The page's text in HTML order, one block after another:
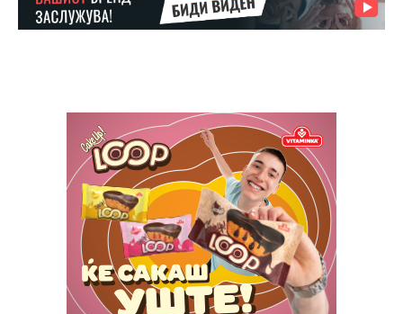
$100 / year placeholder text
Full member access:
Etiam est nibh, lobortis sit
Praesent euismod ac
Ut mollis pellentesque tortor
Nullam eu erat condimentum
Donec quis est ac felis
Orci varius natoque dolor